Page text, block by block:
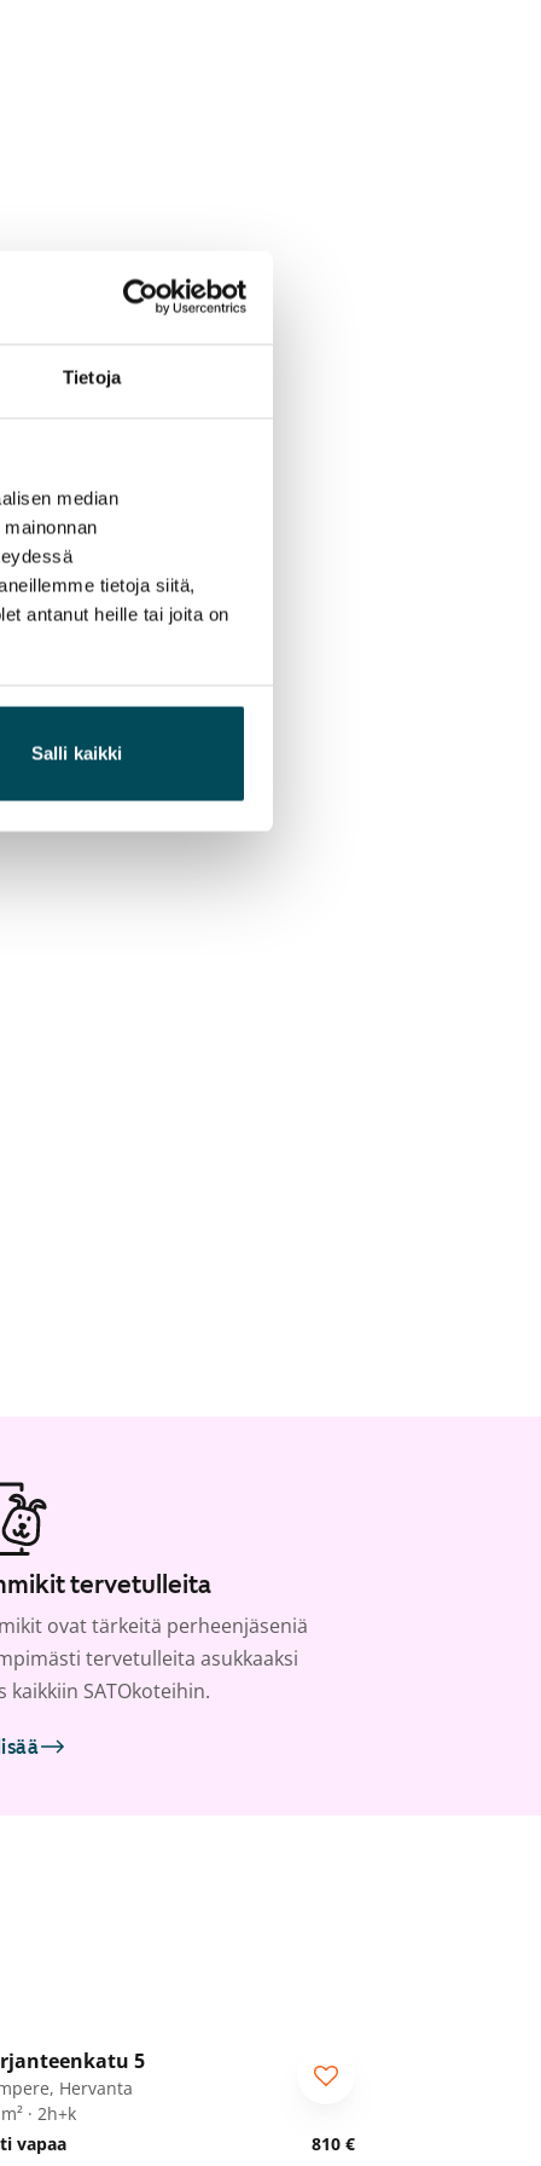
Tietoja
median
tietoja siitä,
antanut heille tai joita on
Salli kaikki
tervetulleita
ovat tärkeitä perheenjäseniä
tervetulleita asukkaaksi
kaikkiin SATOkoteihin.
5
Hervanta
· 2h+k
vapaa
810 €